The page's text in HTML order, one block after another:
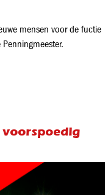
mensen voor de fuctie